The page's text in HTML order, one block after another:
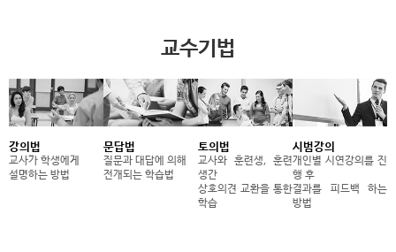
교수기법
강의법
교사가 학생에게
설명하는 방법
문답법
질문과 대답에 의해
전개되는 학습법
토의법
교사와 훈련생, 훈련
생간
상호의견 교환을 통한
학습
시범강의
개인별 시연강의를 진
행 후
결과를 피드백 하는
방법